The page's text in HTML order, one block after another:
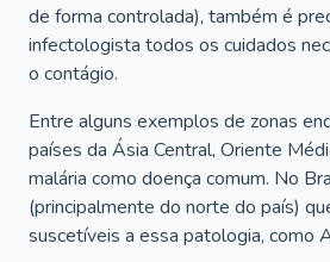
de forma controlada), também é
infectologista todos os cuidados
o contágio.
Entre alguns exemplos de zonas
países da Ásia Central, Oriente
malária como doença comum. No
(principalmente do norte do país)
suscetíveis a essa patologia, como